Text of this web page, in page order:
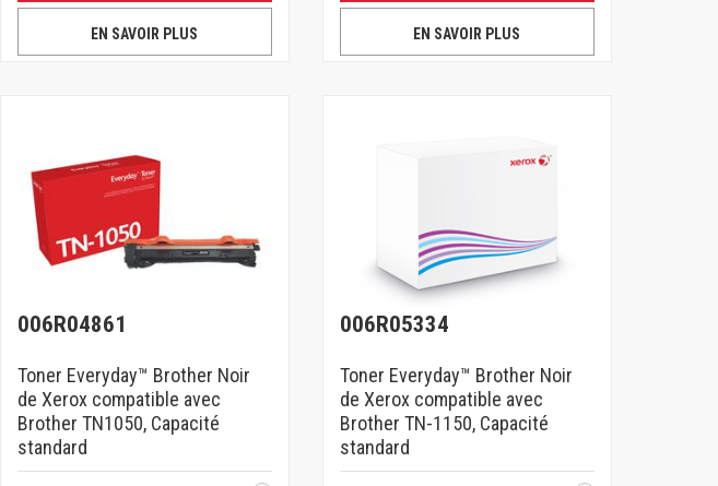
EN SAVOIR PLUS EN SAVOIR PLUS
006R04861
Toner Everyday™ Brother Noir
de Xerox compatible avec
Brother TN1050, Capacité
standard
006R05334
Toner Everyday™ Brother Noir
de Xerox compatible avec
Brother TN-1150, Capacité
standard